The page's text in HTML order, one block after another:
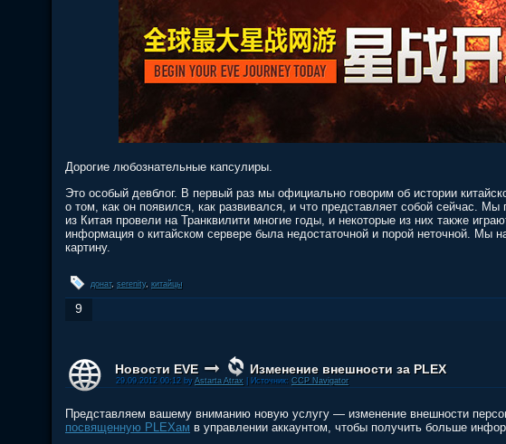
Дорогие любознательные капсулиры.
Это особый девблог. В первый раз мы официально говорим об истории
о том, как он появился, как развивался, и что представляет собой сейчас.
из Китая провели на Транквилити многие годы, и некоторые из них также
информация о китайском сервере была недостаточной и порой неточной. Мы
картину.
донат, serenity, китайцы
9
Новости EVE Изменение внешности за PLEX
29.09.2012 00:12 by Astarta Atrax | Источник: CCP Navigator
Представляем вашему вниманию новую услугу — изменение внешности
посвященную PLEXам в управлении аккаунтом, чтобы получить больше